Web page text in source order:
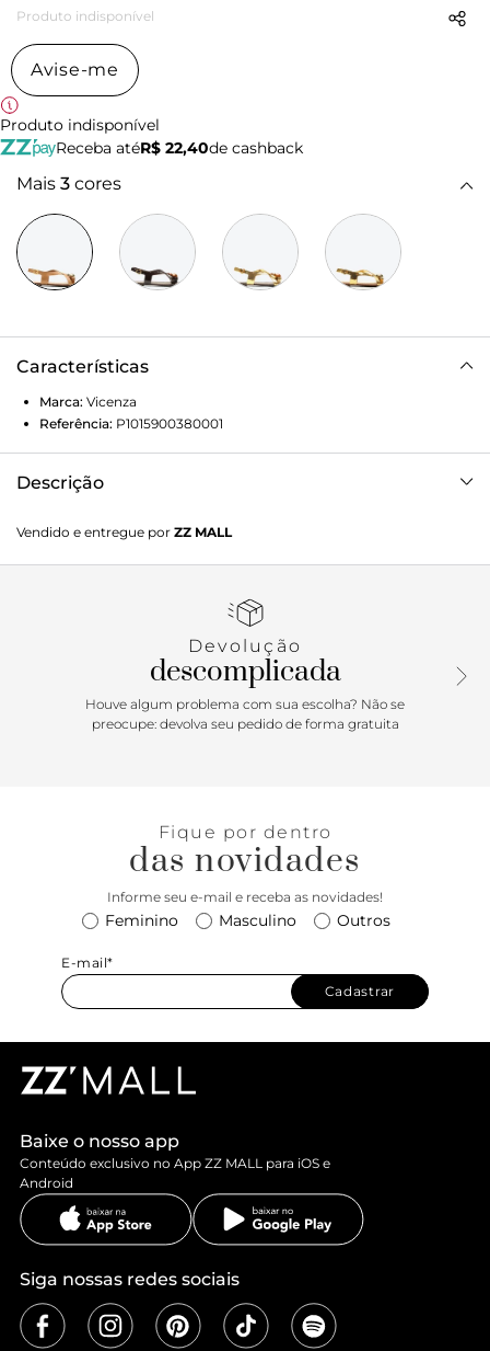
Produto indisponível
Avise-me
Produto indisponível
Receba atéR$ 22,40de cashback
Mais 3 cores
Características
Marca: Vicenza
Referência: P1015900380001
Descrição
envolvem os pés com delicadeza, este modelo apresenta
detalhes metalizados arredondados que chamam atenção
a leveza do verão com o toque sofisticado característico
acrescentando brilho e personalidade aos looks da
Vendido e entregue por ZZ MALL
Devolução
descomplicada
Houve algum problema com sua escolha? Não se
preocupe: devolva seu pedido de forma gratuita
Fique por dentro
das novidades
Informe seu e-mail e receba as novidades!
Feminino Masculino Outros
E-mail*
Cadastrar
Baixe o nosso app
Conteúdo exclusivo no App ZZ MALL para iOS e
Android
Siga nossas redes sociais